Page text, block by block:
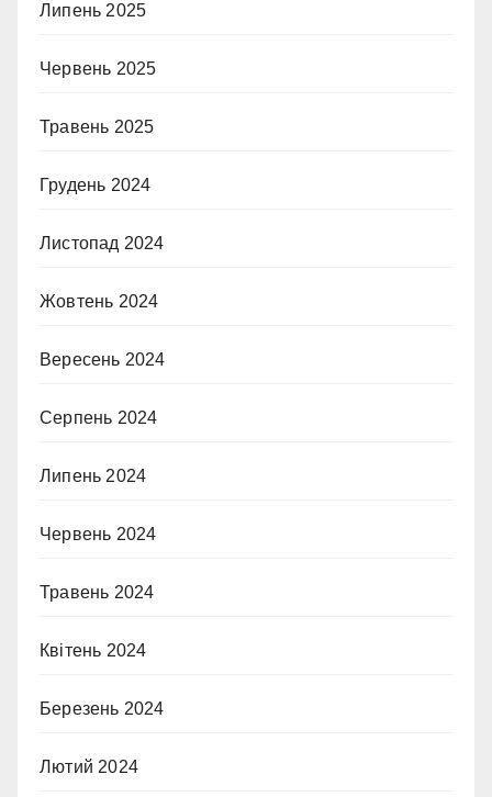
Липень 2025
Червень 2025
Травень 2025
Грудень 2024
Листопад 2024
Жовтень 2024
Вересень 2024
Серпень 2024
Липень 2024
Червень 2024
Травень 2024
Квітень 2024
Березень 2024
Лютий 2024